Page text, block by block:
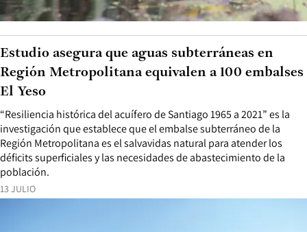
13 JULIO
“Resiliencia histórica del acuífero de Santiago 1965 a 2021” es la
investigación que establece que el embalse subterráneo de la
Región Metropolitana es el salvavidas natural para atender los
déficits superficiales y las necesidades de abastecimiento de la
población.
Estudio asegura que aguas subterráneas en
Región Metropolitana equivalen a 100 embalses
El Yeso